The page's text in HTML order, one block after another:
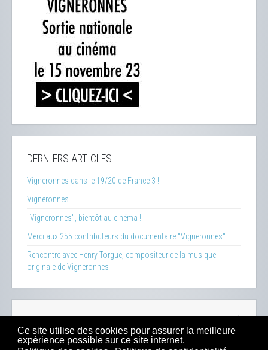
Ce site utilise des cookies pour assurer la meilleure
expérience possible sur ce site internet.
DERNIERS ARTICLES
Vigneronnes dans le 19/20 de France 3 !
Vigneronnes
"Vigneronnes", bientôt au cinéma !
Merci aux 255 contributeurs du documentaire "Vigneronnes"
Rencontre avec Henry Torgue, compositeur de la musique
originale de Vigneronnes
100% Bio-Presse -Sitemap -Mentions Légales-Contacts
- Boutique